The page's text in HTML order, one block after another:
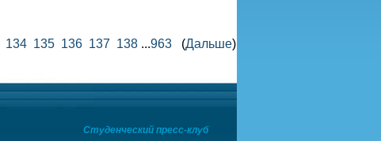
134 135 136 137 138...963(Дальше)
Студенческий пресс-клуб